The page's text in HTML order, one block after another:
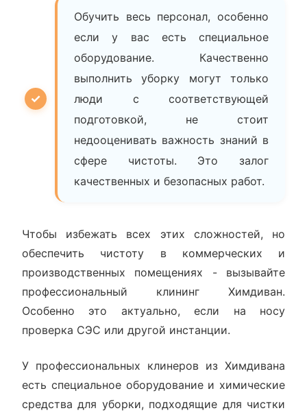
Обучить весь персонал, особенно
если у вас есть специальное
оборудование. Качественно
выполнить уборку могут только
люди с соответствующей
подготовкой, не стоит
недооценивать важность знаний в
сфере чистоты. Это залог
качественных и безопасных работ.
Чтобы избежать всех этих сложностей, но
обеспечить чистоту в коммерческих и
производственных помещениях - вызывайте
профессиональный клининг Химдиван.
Особенно это актуально, если на носу
проверка СЭС или другой инстанции.
У профессиональных клинеров из Химдивана
есть специальное оборудование и химические
средства для уборки, подходящие для чистки